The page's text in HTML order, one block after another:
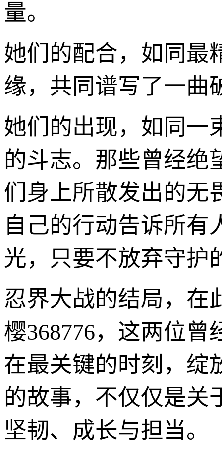
量。
她们的配合，如同最
缘，共同谱写了一曲
她们的出现，如同一
的斗志。那些曾经绝
们身上所散发出的无
自己的行动告诉所有
光，只要不放弃守护
忍界大战的结局，在
樱368776，这两位
在最关键的时刻，绽
的故事，不仅仅是关
坚韧、成长与担当。